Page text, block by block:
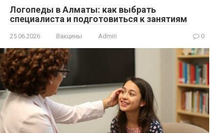
Логопеды в Алматы: как выбрать
специалиста и подготовиться к занятиям
25.06.2026 Вакцины Admin 0